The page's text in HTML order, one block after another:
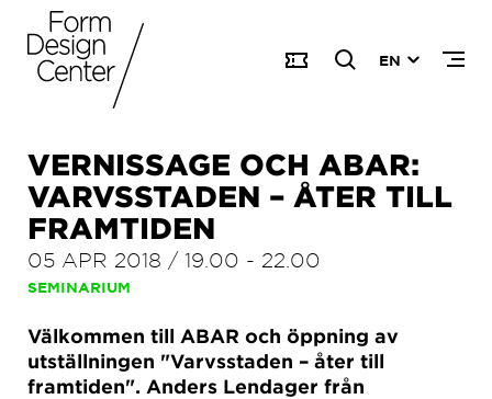
EN
VERNISSAGE OCH ABAR:
VARVSSTADEN – ÅTER TILL
FRAMTIDEN
05 APR 2018 / 19.00 - 22.00
SEMINARIUM
Välkommen till ABAR och öppning av
utställningen "Varvsstaden – åter till
framtiden". Anders Lendager från